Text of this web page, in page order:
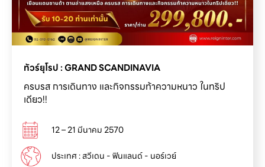
ครบรส การเดินทาง และกิจกรรมท้าความหนาว ในทริป
เดียว!!
12 – 21 มีนาคม 2570
ประเทศ : สวีเดน - ฟินแลนด์ - นอร์เวย์